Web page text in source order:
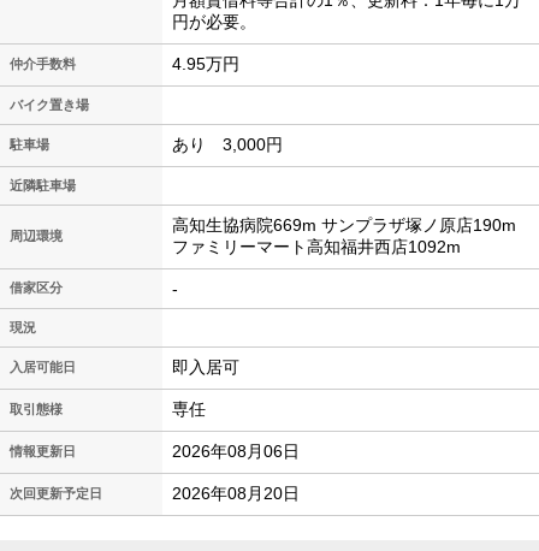
円が必要。
仲介手数料 4.95万円
バイク置き場
駐車場 あり 3,000円
近隣駐車場
周辺環境
高知生協病院669m サンプラザ塚ノ原店190m
ファミリーマート高知福井西店1092m
借家区分 -
現況
入居可能日 即入居可
取引態様 専任
情報更新日 2026年08月06日
次回更新予定日 2026年08月20日